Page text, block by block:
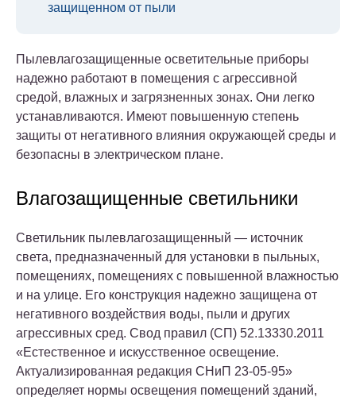
защищенном от пыли
Пылевлагозащищенные осветительные приборы
надежно работают в помещения с агрессивной
средой, влажных и загрязненных зонах. Они легко
устанавливаются. Имеют повышенную степень
защиты от негативного влияния окружающей среды и
безопасны в электрическом плане.
Влагозащищенные светильники
Светильник пылевлагозащищенный — источник
света, предназначенный для установки в пыльных,
помещениях, помещениях с повышенной влажностью
и на улице. Его конструкция надежно защищена от
негативного воздействия воды, пыли и других
агрессивных сред. Свод правил (СП) 52.13330.2011
«Естественное и искусственное освещение.
Актуализированная редакция СНиП 23-05-95»
определяет нормы освещения помещений зданий,